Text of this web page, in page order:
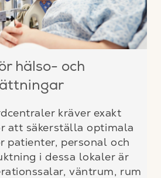
hälso- och
kräver exakt
att säkerställa optimala
patienter, personal och
i dessa lokaler är
väntrum, rum